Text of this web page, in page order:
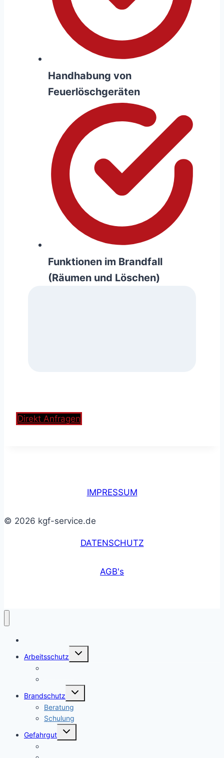
Handhabung von
Feuerlöschgeräten
Funktionen im Brandfall
(Räumen und Löschen)
Direkt Anfragen
IMPRESSUM
© 2026 kgf-service.de
DATENSCHUTZ
AGB's
Arbeitsschutz
Untermenü
Brandschutz
Untermenü
Beratung
Schulung
Gefahrgut
Untermenü